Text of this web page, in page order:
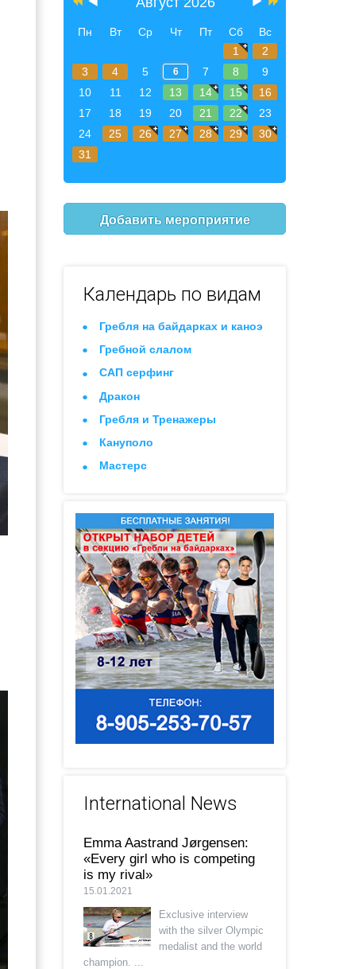
Пн Вт Ср Чт Пт Сб
Вс
1
2
3
4 5 6 7 8
9
10
11 12 13 14 15
16
17
18 19 20 21 22
23
24
25 26 27 28 29
30
31
Добавить мероприятие
Календарь по видам
Гребля на байдарках и каноэ
Гребной слалом
САП серфинг
Дракон
Гребля и Тренажеры
Кануполо
Мастерс
International News
Emma Aastrand Jørgensen:
«Every girl who is competing
is my rival»
15.01.2021
Exclusive interview
with the silver Olympic
medalist and the world
champion. ...